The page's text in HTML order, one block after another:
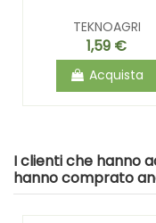
TEKNOAGRI
1,59 €
Acquista
I clienti che hanno
hanno comprato